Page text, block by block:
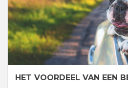
HET VOORDEEL VAN EEN